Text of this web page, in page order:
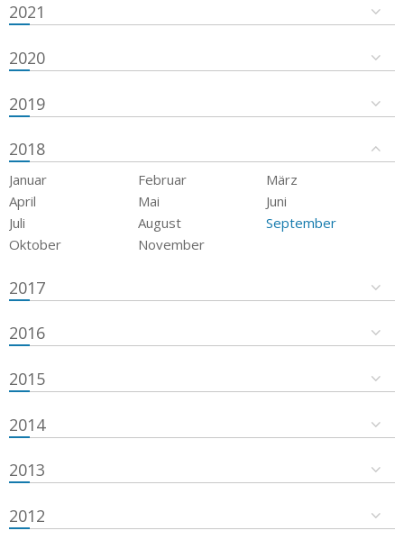
2021
2020
2019
2018
Januar Februar
März
April
Mai
Juni
Juli
August
September
Oktober
November
2017
2016
2015
2014
2013
2012